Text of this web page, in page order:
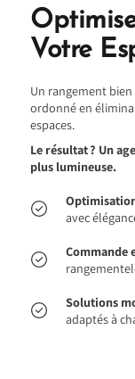
Votre
Un rangement
ordonné en
espaces.
Le résultat ? Un
plus lumineuse.
avec
Commande
Solutions
adaptés à